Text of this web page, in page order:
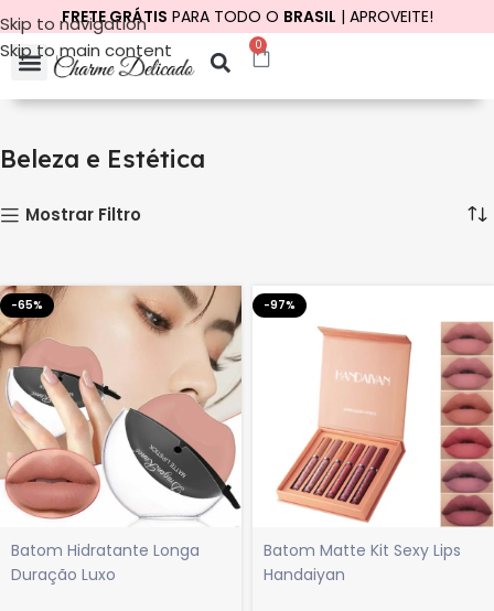
Skip to navigation
Skip to main content
FRETE GRÁTIS PARA TODO O BRASIL | APROVEITE!
0
Beleza e Estética
Mostrar Filtro
-65%
Batom Hidratante Longa
Duração Luxo
-97%
Batom Matte Kit Sexy Lips
Handaiyan